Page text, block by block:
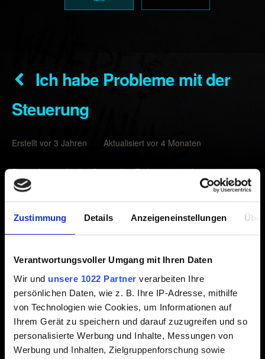
Zustimmung Details Anzeigeneinstellungen
Verantwortungsvoller Umgang mit Ihren Daten
Wir und unsere 1022 Partner verarbeiten Ihre
persönlichen Daten, wie z. B. Ihre IP-Adresse, mithilfe
von Technologien wie Cookies, um Informationen auf
Ihrem Gerät zu speichern und darauf zuzugreifen und so
personalisierte Werbung und Inhalte, Messungen von
Werbung und Inhalten, Zielgruppenforschung sowie
Ich habe Probleme mit der
Steuerung
Erstellt vor 3 Jahren Aktualisiert vor 4 Monaten
Bitte überprüfe die Controller-Belegung in den
Einstellungen, bevor du ein Problem mit der Steuerung
meldest. Du kannst Belegungen auch auf die
Standardeinstellungen zurücksetzen. Oder du versuchst
es mit denhier beschriebenenLösungsansätzen.
Wenn das Problem weiterhin besteht, bitte melde es uns
über denKontakt-Button untenund teile uns die
folgenden Informationen mit:
Eine kurze Beschreibung des Problems.
Die Schritte, die zu dem Problem führen.